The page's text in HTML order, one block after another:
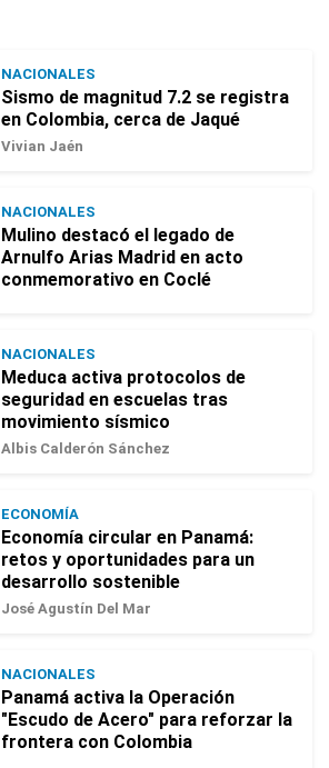
NACIONALES
Sismo de magnitud 7.2 se registra
en Colombia, cerca de Jaqué
Vivian Jaén
NACIONALES
Mulino destacó el legado de
Arnulfo Arias Madrid en acto
conmemorativo en Coclé
NACIONALES
Meduca activa protocolos de
seguridad en escuelas tras
movimiento sísmico
Albis Calderón Sánchez
ECONOMÍA
Economía circular en Panamá:
retos y oportunidades para un
desarrollo sostenible
José Agustín Del Mar
NACIONALES
Panamá activa la Operación
"Escudo de Acero" para reforzar la
frontera con Colombia